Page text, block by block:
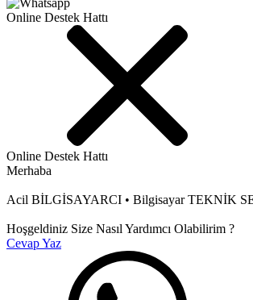
Online Destek Hattı
Online Destek Hattı
Merhaba
Acil BİLGİSAYARCI • Bilgisayar TEKNİK
Hoşgeldiniz Size Nasıl Yardımcı Olabilirim ?
Cevap Yaz